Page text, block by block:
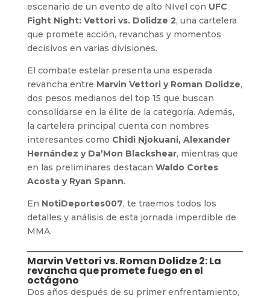
escenario de un evento de alto NIvel con UFC
Fight Night: Vettori vs. Dolidze 2, una cartelera
que promete acción, revanchas y momentos
decisivos en varias divisiones.
El combate estelar presenta una esperada
revancha entre Marvin Vettori y Roman Dolidze,
dos pesos medianos del top 15 que buscan
consolidarse en la élite de la categoría. Además,
la cartelera principal cuenta con nombres
interesantes como Chidi Njokuani, Alexander
Hernández y Da’Mon Blackshear, mientras que
en las preliminares destacan Waldo Cortes
Acosta y Ryan Spann.
En NotiDeportes007, te traemos todos los
detalles y análisis de esta jornada imperdible de
MMA.
Marvin Vettori vs. Roman Dolidze 2: La
revancha que promete fuego en el
octágono
Dos años después de su primer enfrentamiento,